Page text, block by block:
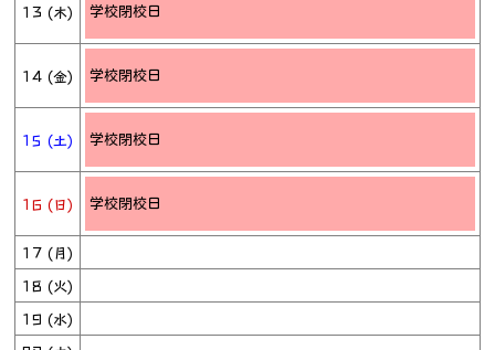
13 (木) 学校閉校日
14 (金) 学校閉校日
15 (土) 学校閉校日
16 (日) 学校閉校日
17 (月)
18 (火)
19 (水)